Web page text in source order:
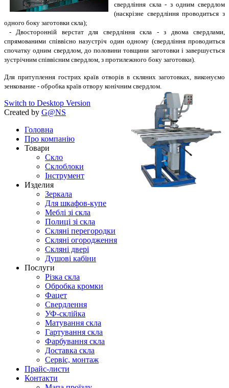
свердління скла - з одним свердлом
(наскрізне свердління проводиться з
одного боку заготовки скла);
- Двосторонній верстат для свердління скла - з двома свердлами,
спрямованими співвісно назустріч один одному (свердління проводиться
спочатку одним свердлом, до половини товщини заготовки і завершується
зустрічним співвісним свердлом, з протилежного боку заготовки).
Для притуплення гострих країв отворів в скляних заготовках, виконуємо
зенкование - обробка країв отвору конічним свердлом.
Switch to Desktop Version
Created by G@NS
Головна
Про компанію
Товари
Скло
Склоблоки
Інструмент
Изделия
Зеркала
Для шкафов-купе
Меблі зі скла
Полиці зі скла
Скляні перегородки
Скляні огородження
Скляні двері
Душові кабіни
Послуги
Різка скла
Обробка кромки
Фацет
Свердлення
УФ-склійка
Матування скла
Гартування скла
Фарбування скла
Доставка скла
Сервіс, монтаж
Прайс-листи
Контакти